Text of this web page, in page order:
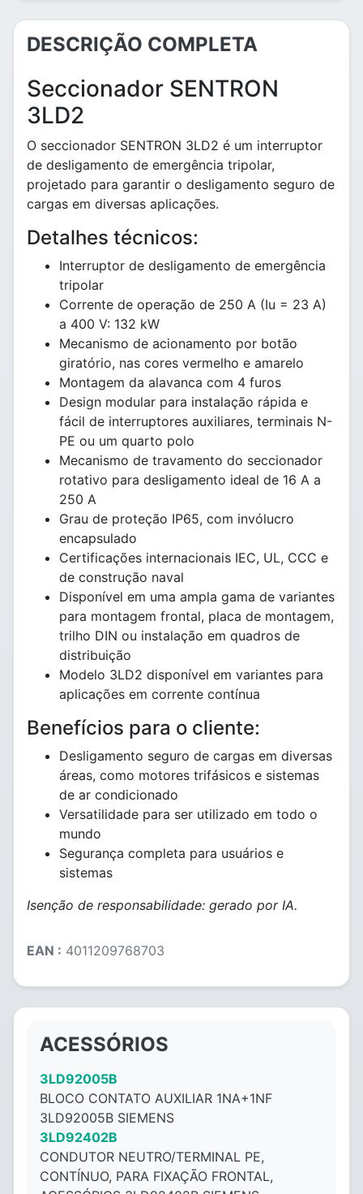
DESCRIÇÃO COMPLETA
Seccionador SENTRON
3LD2
O seccionador SENTRON 3LD2 é um interruptor
de desligamento de emergência tripolar,
projetado para garantir o desligamento seguro de
cargas em diversas aplicações.
Detalhes técnicos:
Interruptor de desligamento de emergência
tripolar
Corrente de operação de 250 A (Iu = 23 A)
a 400 V: 132 kW
Mecanismo de acionamento por botão
giratório, nas cores vermelho e amarelo
Montagem da alavanca com 4 furos
Design modular para instalação rápida e
fácil de interruptores auxiliares, terminais N-
PE ou um quarto polo
Mecanismo de travamento do seccionador
rotativo para desligamento ideal de 16 A a
250 A
Grau de proteção IP65, com invólucro
encapsulado
Certificações internacionais IEC, UL, CCC e
de construção naval
Disponível em uma ampla gama de variantes
para montagem frontal, placa de montagem,
trilho DIN ou instalação em quadros de
distribuição
Modelo 3LD2 disponível em variantes para
aplicações em corrente contínua
Benefícios para o cliente:
Desligamento seguro de cargas em diversas
áreas, como motores trifásicos e sistemas
de ar condicionado
Versatilidade para ser utilizado em todo o
mundo
Segurança completa para usuários e
sistemas
Isenção de responsabilidade: gerado por IA.
EAN : 4011209768703
ACESSÓRIOS
3LD92005B
BLOCO CONTATO AUXILIAR 1NA+1NF
3LD92005B SIEMENS
3LD92402B
CONDUTOR NEUTRO/TERMINAL PE,
CONTÍNUO, PARA FIXAÇÃO FRONTAL,